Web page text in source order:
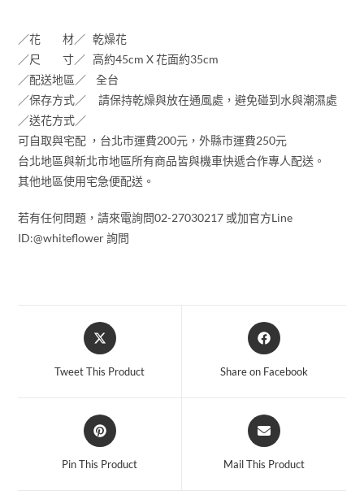
／花 材／ 乾燥花
／尺 寸／ 高約45cm X 花面約35cm
／配送地區／ 全台
／保存方式／ 請保持乾燥與放在通風處，避免碰到水與潮濕處
／送花方式／
可自取與宅配 ，台北市運費200元，外縣市運費250元
台北地區與新北市地區所有商品皆與機車快遞合作專人配送。
其他地區使用宅急便配送。
若有任何問題，請來電詢問02-27030217 或加官方Line
ID:@whiteflower 詢問
Tweet This Product Share on Facebook
Pin This Product Mail This Product